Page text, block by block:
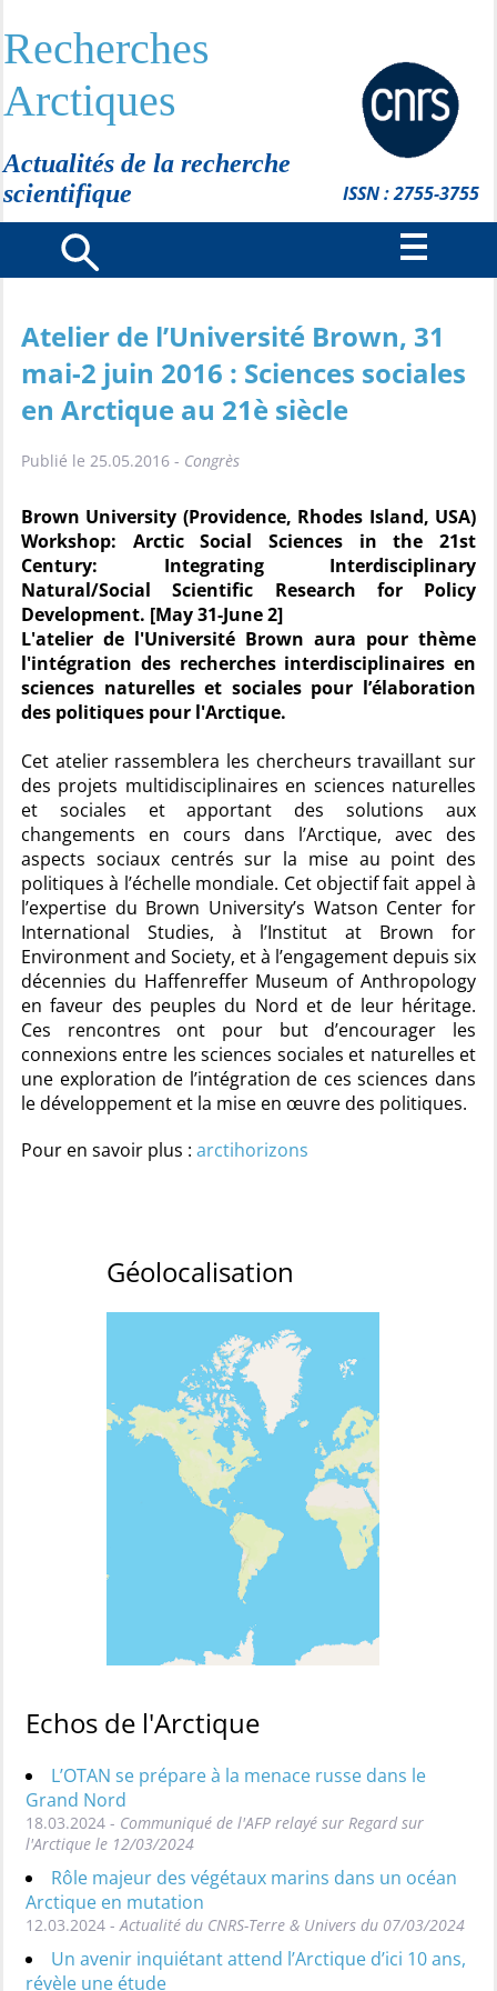
Recherches
Arctiques
Actualités de la recherche
scientifique
ISSN : 2755-3755
Atelier de l’Université Brown, 31
mai-2 juin 2016 : Sciences sociales
en Arctique au 21è siècle
Publié le 25.05.2016 - Congrès
Brown University (Providence, Rhodes Island, USA)
Workshop: Arctic Social Sciences in the 21st
Century: Integrating Interdisciplinary
Natural/Social Scientific Research for Policy
Development. [May 31-June 2]
L'atelier de l'Université Brown aura pour thème
l'intégration des recherches interdisciplinaires en
sciences naturelles et sociales pour l’élaboration
des politiques pour l'Arctique.
Cet atelier rassemblera les chercheurs travaillant sur
des projets multidisciplinaires en sciences naturelles
et sociales et apportant des solutions aux
changements en cours dans l’Arctique, avec des
aspects sociaux centrés sur la mise au point des
politiques à l’échelle mondiale. Cet objectif fait appel à
l’expertise du Brown University’s Watson Center for
International Studies, à l’Institut at Brown for
Environment and Society, et à l’engagement depuis six
décennies du Haffenreffer Museum of Anthropology
en faveur des peuples du Nord et de leur héritage.
Ces rencontres ont pour but d’encourager les
connexions entre les sciences sociales et naturelles et
une exploration de l’intégration de ces sciences dans
le développement et la mise en œuvre des politiques.
Pour en savoir plus : arctihorizons
Géolocalisation
Echos de l'Arctique
L’OTAN se prépare à la menace russe dans le
Grand Nord
18.03.2024 - Communiqué de l'AFP relayé sur Regard sur
l'Arctique le 12/03/2024
Rôle majeur des végétaux marins dans un océan
Arctique en mutation
12.03.2024 - Actualité du CNRS-Terre & Univers du 07/03/2024
Un avenir inquiétant attend l’Arctique d’ici 10 ans,
révèle une étude